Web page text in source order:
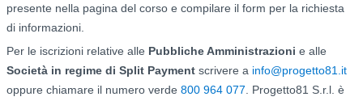
presente nella pagina del corso e compilare il form per la richiesta
di informazioni.
Per le iscrizioni relative alle Pubbliche Amministrazioni e alle
Società in regime di Split Payment scrivere a info@progetto81.it
oppure chiamare il numero verde 800 964 077 . Progetto81 S.r.l. è